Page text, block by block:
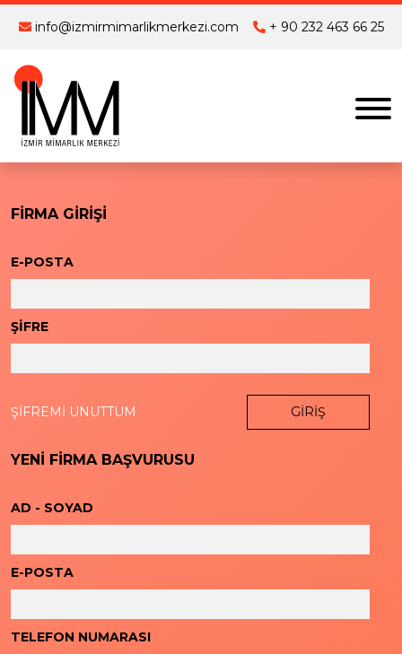
info@izmirmimarlikmerkezi.com + 90 232 463 66 25
FİRMA GİRİŞİ
E-POSTA
ŞİFRE
ŞİFREMİ UNUTTUM GİRİŞ
YENİ FİRMA BAŞVURUSU
AD - SOYAD
E-POSTA
TELEFON NUMARASI